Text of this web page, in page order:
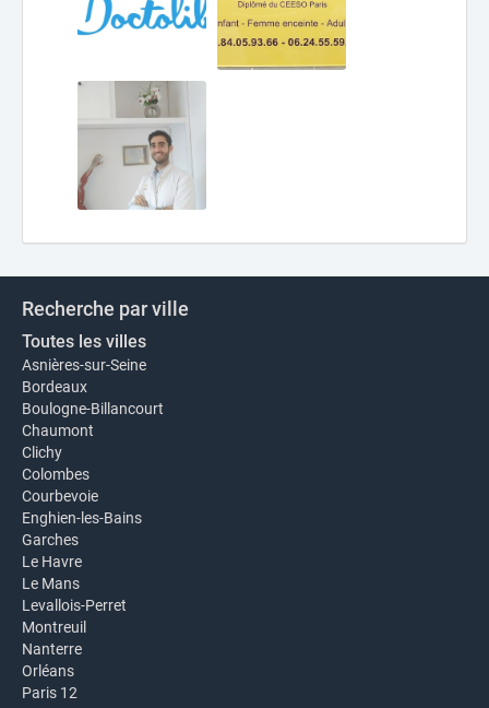
Recherche par ville
Toutes les villes
Asnières-sur-Seine
Bordeaux
Boulogne-Billancourt
Chaumont
Clichy
Colombes
Courbevoie
Enghien-les-Bains
Garches
Le Havre
Le Mans
Levallois-Perret
Montreuil
Nanterre
Orléans
Paris 12